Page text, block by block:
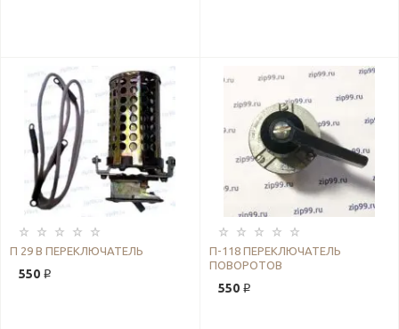
П 29 В ПЕРЕКЛЮЧАТЕЛЬ
550 ₽
П-118 ПЕРЕКЛЮЧАТЕЛЬ
ПОВОРОТОВ
550 ₽